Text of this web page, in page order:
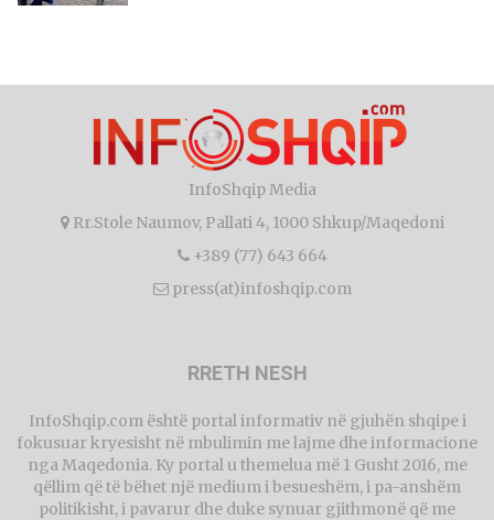
InfoShqip Media
Rr.Stole Naumov, Pallati 4, 1000 Shkup/Maqedoni
+389 (77) 643 664
press(at)infoshqip.com
RRETH NESH
InfoShqip.com është portal informativ në gjuhën shqipe i
fokusuar kryesisht në mbulimin me lajme dhe informacione
nga Maqedonia. Ky portal u themelua më 1 Gusht 2016, me
qëllim që të bëhet një medium i besueshëm, i pa-anshëm
politikisht, i pavarur dhe duke synuar gjithmonë që me